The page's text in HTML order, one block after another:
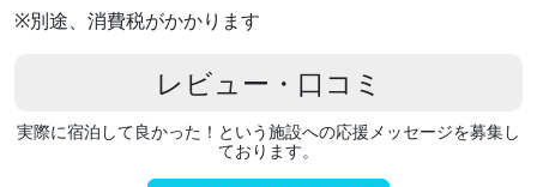
※別途、消費税がかかります
レビュー・口コミ
実際に宿泊して良かった！という施設への応援メッセージを募集し
ております。